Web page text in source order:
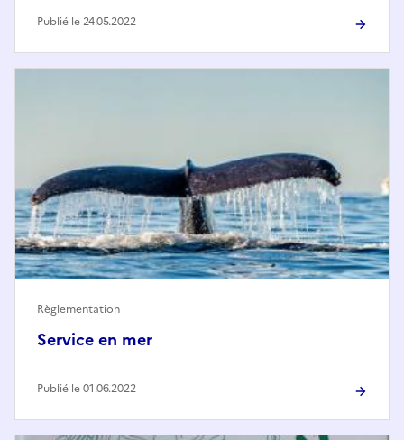
Publié le 24.05.2022
Service en mer
Règlementation
Publié le 01.06.2022